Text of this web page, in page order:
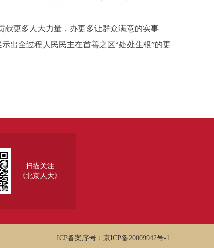
更多人大力量，办更多让群众满意的实事
出全过程人民民主在首善之区“处处生根”的更
扫描关注
《北京人大》
ICP备案序号：京ICP备20009942号-1